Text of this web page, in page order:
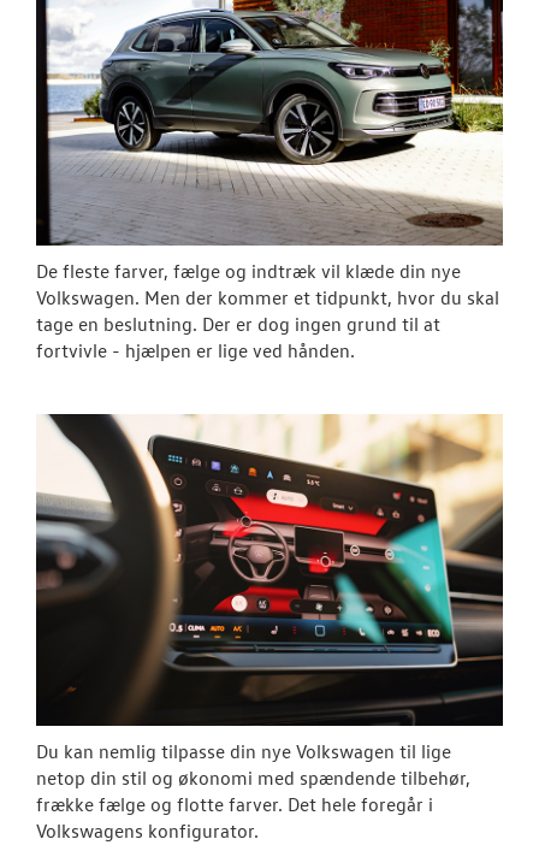
Elektrisk
Modeller
Den nye
ID.7 og ID.7
ID. Polo
ID.3 Neo
ID.5
T-Roc
ID. Cross
ID. Buzz
NYE VAREBILER
BRUGTE BILER
De fleste farver, fælge og indtræk vil klæde din nye
Volkswagen. Men der kommer et tidpunkt, hvor du skal
tage en beslutning. Der er dog ingen grund til at
fortvivle - hjælpen er lige ved hånden.
Du kan nemlig tilpasse din nye Volkswagen til lige
netop din stil og økonomi med spændende tilbehør,
frække fælge og flotte farver. Det hele foregår i
Volkswagens konfigurator.